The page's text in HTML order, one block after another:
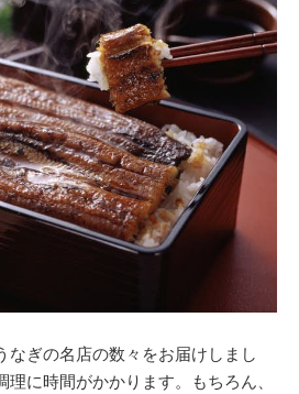
なぎの名店の数々をお届けしまし
に時間がかかります。もちろん、